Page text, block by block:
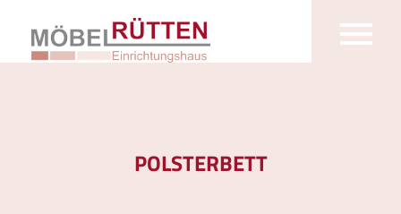
POLSTERBETT